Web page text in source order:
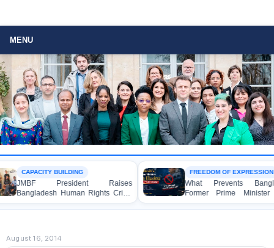
MENU
BUILDING
President Raises
Human Rights Crisis
Enabel CEO in Brussels
FREEDOM OF EXPRESSION
What Prevents
Former Prime Minister
Hasina from Speaking to
Media?
August 16, 2014